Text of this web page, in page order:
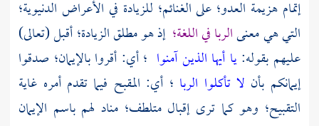
إتمام هزيمة العدو؛ على الغنائم؛ للزيادة في الأعراض الدنيوية؛
التي هي معنىالربا في اللغة؛ إذ هو مطلق الزيادة؛ أقبل (تعالى)
عليهم بقوله:يا أيها الذين آمنوا ؛ أي: أقروا بالإيمان؛ صدقوا
إيمانكم بأن لا تأكلوا الربا ؛ أي: المقبح فيما تقدم أمره غاية
التقبيح؛ وهو كما ترى إقبال متلطف؛ مناد لهم باسم الإيمان